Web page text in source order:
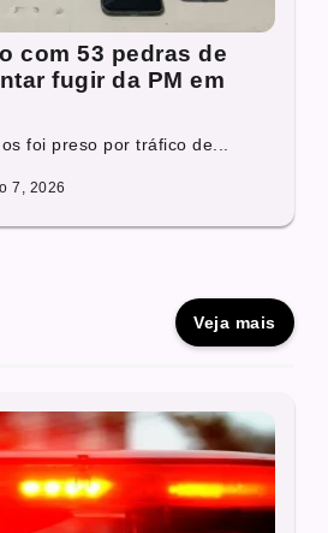
com 53 pedras de
fugir da PM em
foi preso por tráfico de...
7, 2026
Veja mais